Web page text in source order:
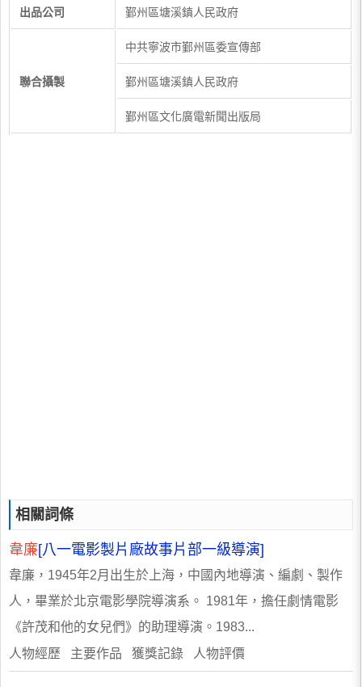
出品公司 鄞州區塘溪鎮人民政府
聯合攝製
中共寧波市鄞州區委宣傳部
鄞州區塘溪鎮人民政府
鄞州區文化廣電新聞出版局
相關詞條
韋廉[八一電影製片廠故事片部一級導演]
韋廉，1945年2月出生於上海，中國內地導演、編劇、製作
人，畢業於北京電影學院導演系。 1981年，擔任劇情電影
《許茂和他的女兒們》的助理導演。1983...
人物經歷 主要作品 獲獎記錄 人物評價